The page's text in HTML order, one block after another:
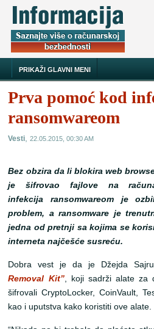
PRIKAŽI GLAVNI MENI
Prva pomoć kod
ransomwareom
Vesti,22.05.2015, 00:30 AM
Bez obzira da li blokira web
je šifrovao fajlove na
infekcija ransomwareom je
problem, a ransomware je
jedna od pretnji sa kojima se
interneta najčešće susreću.
Dobra vest je da je Džejda
Removal Kit”, koji sadrži alate za
šifrovali CryptoLocker, CoinVault,
kao i uputstva kako koristiti ove alate.